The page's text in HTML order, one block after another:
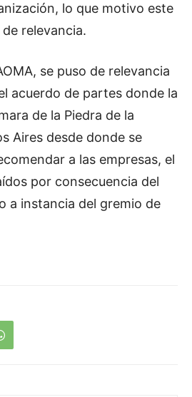
lo que motivo este
relevancia.
se puso de relevancia
acuerdo de partes donde la
de la Piedra de la
Aires desde donde se
a las empresas, el
por consecuencia del
a instancia del gremio de